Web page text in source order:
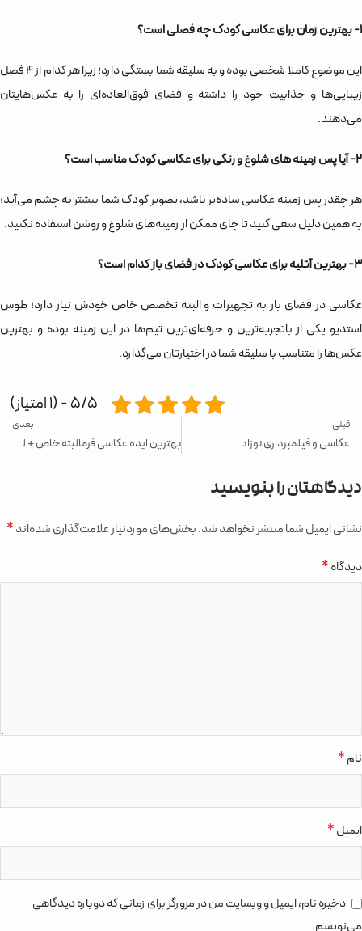
1- بهترین زمان برای عکاسی کودک چه فصلی است؟
این موضوع کاملا شخصی بوده و به سلیقه شما بستگی دارد؛ زیرا هر کدام از 4 فصل
زیبایی‌ها و جذابیت خود را داشته و فضای فوق‌العاده‌ای را به عکس‌هایتان
می‌دهند.
2- آیا پس زمینه های شلوغ و رنگی برای عکاسی کودک مناسب است؟
هر چقدر پس زمینه عکاسی ساده‌تر باشد، تصویر کودک شما بیشتر به چشم می‌آید؛
به همین دلیل سعی کنید تا جای ممکن از زمینه‌های شلوغ و روشن استفاده نکنید.
3- بهترین آتلیه برای عکاسی کودک در فضای باز کدام است؟
عکاسی در فضای باز به تجهیزات و البته تخصص خاص خودش نیاز دارد؛ طوس
استدیو یکی از باتجربه‌ترین و حرفه‌ای‌ترین تیم‌ها در این زمینه بوده و بهترین
عکس‌ها را متناسب با سلیقه شما در اختیارتان می‌گذارد.
5/5 - (1 امتیاز)
قبلی
عکاسی و فیلمبرداری نوزاد
بعدی
بهترین ایده عکاسی فرمالیته خاص + لوکیشن‌های چشمگیر
دیدگاهتان را بنویسید
نشانی ایمیل شما منتشر نخواهد شد.بخش‌های موردنیاز علامت‌گذاری شده‌اند*
دیدگاه*
نام*
ایمیل*
ذخیره نام، ایمیل و وبسایت من در مرورگر برای زمانی که دوباره دیدگاهی
می‌نویسم.